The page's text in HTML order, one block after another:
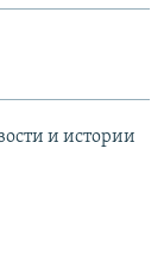
и истории